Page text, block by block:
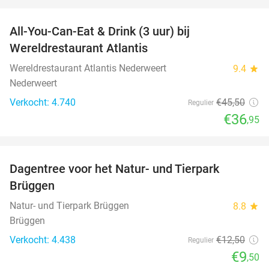
All-You-Can-Eat & Drink (3 uur) bij
Wereldrestaurant Atlantis
Wereldrestaurant Atlantis Nederweert 9.4 star
Nederweert
Verkocht: 4.740
Regulier €45,50
€36,95
Dagentree voor het Natur- und Tierpark
Brüggen
Natur- und Tierpark Brüggen 8.8 star
Brüggen
Verkocht: 4.438
Regulier €12,50
€9,50